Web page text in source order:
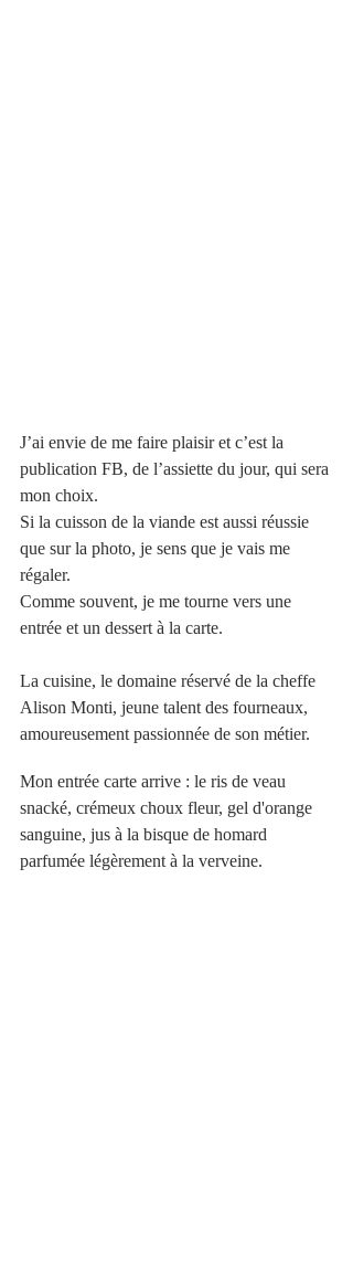
J’ai envie de me faire plaisir et c’est la
publication FB, de l’assiette du jour, qui sera
mon choix.
Si la cuisson de la viande est aussi réussie
que sur la photo, je sens que je vais me
régaler.
Comme souvent, je me tourne vers une
entrée et un dessert à la carte.
La cuisine, le domaine réservé de la cheffe
Alison Monti, jeune talent des fourneaux,
amoureusement passionnée de son métier.
Mon entrée carte arrive : le ris de veau
snacké, crémeux choux fleur, gel d'orange
sanguine, jus à la bisque de homard
parfumée légèrement à la verveine.